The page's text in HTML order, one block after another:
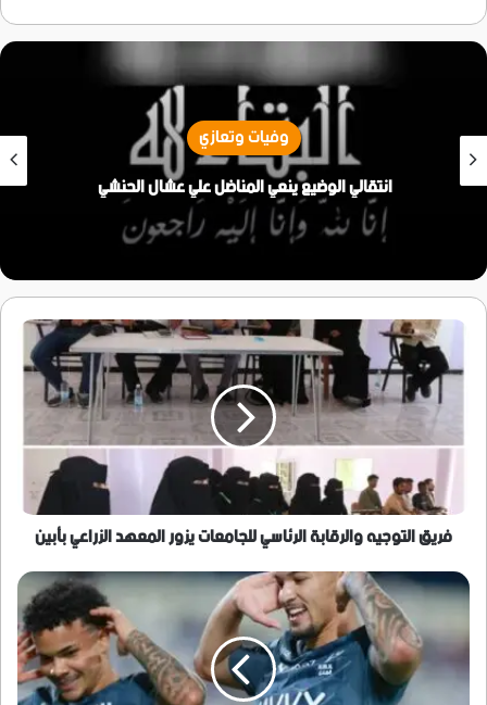
وفيات وتعازي
انتقالي الوضيع ينعي المناضل علي عشال الحنشي
فريق
التوجيه
والرقابة
الرئاسي
للجامعاتيزورالمعهد
الزراعي
بأبين
فريق التوجيه والرقابة الرئاسي للجامعات يزور المعهد الزراعي بأبين
الهلال
ينجو
من
مفاجآت
كأس
الملك